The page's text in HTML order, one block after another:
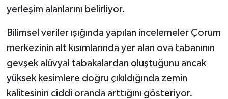
yerleşim alanlarını belirliyor.
Bilimsel veriler ışığında yapılan incelemeler Çorum
merkezinin alt kısımlarında yer alan ova tabanının
gevşek alüvyal tabakalardan oluştuğunu ancak
yüksek kesimlere doğru çıkıldığında zemin
kalitesinin ciddi oranda arttığını gösteriyor.